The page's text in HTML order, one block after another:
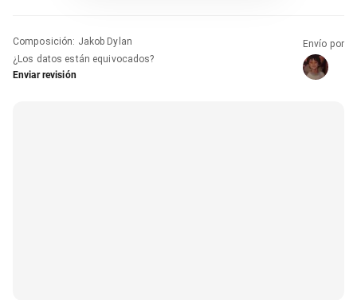
Composición: Jakob Dylan
¿Los datos están equivocados?
Enviar revisión
Envío por